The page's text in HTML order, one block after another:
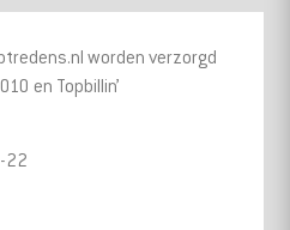
worden verzorgd
en Topbillin’
22